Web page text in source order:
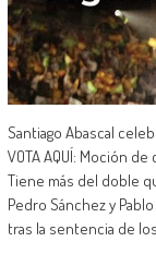
Santiago Abascal
VOTA AQUÍ: Moción
Tiene más del doble
Pedro Sánchez y
tras la sentencia de los